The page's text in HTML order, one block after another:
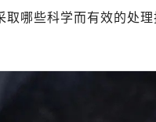
取哪些科学而有效的处